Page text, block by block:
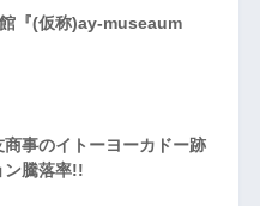
『(仮称)ay-museaum
事のイトーヨーカドー跡
ン騰落率!!